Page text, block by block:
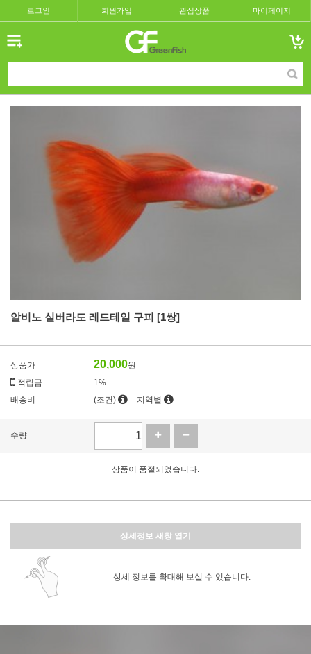
로그인 회원가입 관심상품 마이페이지
알비노 실버라도 레드테일 구피 [1쌍]
상품가 20,000원
적립금
1%
배송비
(조건) 지역별
수량
상품이 품절되었습니다.
상세정보 새창 열기
상세 정보를 확대해 보실 수 있습니다.